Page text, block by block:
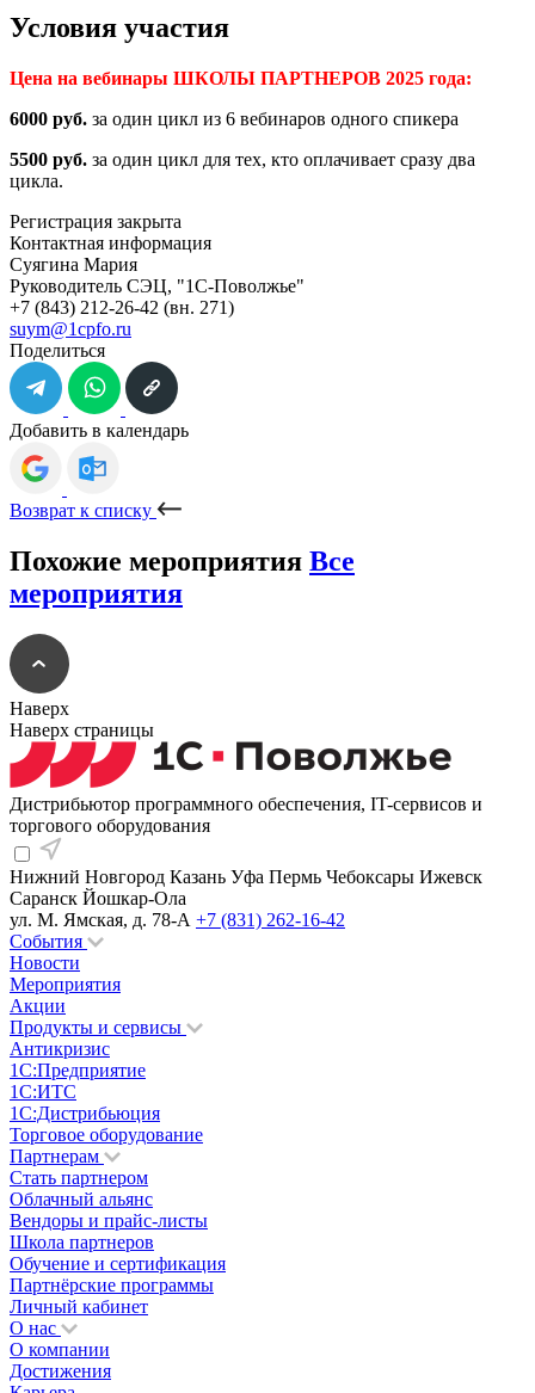
Условия участия
Цена на вебинары ШКОЛЫ ПАРТНЕРОВ 2025 года:
6000 руб. за один цикл из 6 вебинаров одного спикера
5500 руб. за один цикл для тех, кто оплачивает сразу два
цикла.
Регистрация закрыта
Контактная информация
Суягина Мария
Руководитель СЭЦ, "1С-Поволжье"
+7 (843) 212-26-42 (вн. 271)
suym@1cpfo.ru
Поделиться
Добавить в календарь
Возврат к списку
Похожие мероприятия Все
мероприятия
Наверх
Наверх страницы
Дистрибьютор программного обеспечения, IT-сервисов и
торгового оборудования
Нижний Новгород Казань Уфа Пермь Чебоксары Ижевск
Саранск Йошкар-Ола
ул. М. Ямская, д. 78-А +7 (831) 262-16-42
События
Новости
Мероприятия
Акции
Продукты и сервисы
Антикризис
1С:Предприятие
1С:ИТС
1С:Дистрибьюция
Торговое оборудование
Партнерам
Стать партнером
Облачный альянс
Вендоры и прайс-листы
Школа партнеров
Обучение и сертификация
Партнёрские программы
Личный кабинет
О нас
О компании
Достижения